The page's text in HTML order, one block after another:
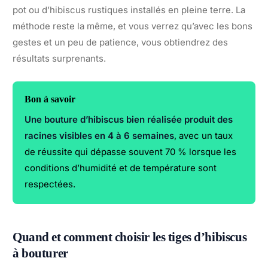
pot ou d’hibiscus rustiques installés en pleine terre. La
méthode reste la même, et vous verrez qu’avec les bons
gestes et un peu de patience, vous obtiendrez des
résultats surprenants.
Bon à savoir
Une bouture d’hibiscus bien réalisée produit des
racines visibles en 4 à 6 semaines, avec un taux
de réussite qui dépasse souvent 70 % lorsque les
conditions d’humidité et de température sont
respectées.
Quand et comment choisir les tiges d’hibiscus
à bouturer